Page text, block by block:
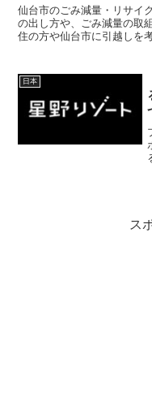
仙台市のごみ減量・リサイ
の出し方や、ごみ減量の取
住の方や仙台市に引越しを
日本
ス